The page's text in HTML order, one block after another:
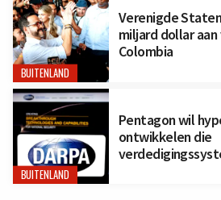
BUITENLAND
Verenigde
miljard dollar
Colombia
BUITENLAND
Pentagon wil
ontwikkelen die